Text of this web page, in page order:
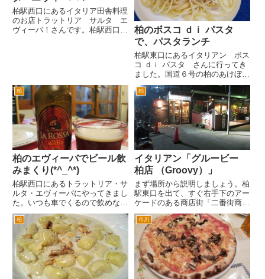
ー...
柏駅西口にあるイタリア田舎料理
のお店トラットリア サルタ エ
ヴィーバ！さんです。柏駅西口か
中...
柏のボスコ ｄｉ パスタ
で、パスタランチ
柏駅東口にあるイタリアン ボス
コ ｄｉ パスタ さんに行ってき
ました。国道６号の柏のあけぼの
交差点（柏税務署隣）から柏駅東
口方面に常磐線の高架橋を横断し
て旧水戸街道を横断し、少し右手
にあります。 柏駅からだと柏
駅東口を出て、そごう方面へ。...
柏
柏のエヴィーバでビール飲
みまくり(*^_^*)
柏駅西口にあるトラットリア・サ
ルタ・エヴィーバにやってきまし
た。いつも車でくるので飲めな
い。でも最近エヴィーバさんには
イタリアビールが充実していま
す。せっかくなんで飲みたいあと
いうことで、電車で来ました。
まずはハートランドでカンパ
イ。軽...
柏
イタリアン「グルービー
柏店 （Groovy）」
まず場所から説明しましょう。柏
駅東口を出て、すぐ右手下のアー
ケードのある商店街「二番街商店
街」へ入ります。まっすぐ歩いて
行くとドン・キホーテがあり、も
う少し行くとマルエツに突き当り
ます。 マルエツを左折して、
１分程度歩いた右手の路地の入
口...
柏 市川